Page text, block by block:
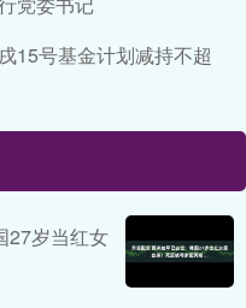
15号基金计划减持不超
27岁当红女